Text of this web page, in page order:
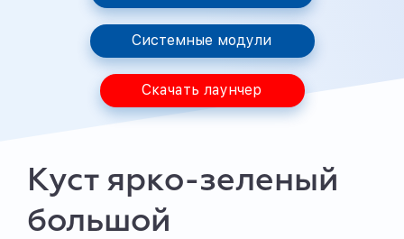
Системные модули
Скачать лаунчер
Куст ярко-зеленый
большой